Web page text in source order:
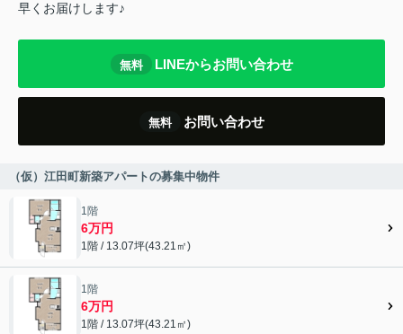
早くお届けします♪
無料 LINEからお問い合わせ
無料 お問い合わせ
（仮）江田町新築アパートの募集中物件
1階
6万円
1階 / 13.07坪(43.21㎡)
1階
6万円
1階 / 13.07坪(43.21㎡)